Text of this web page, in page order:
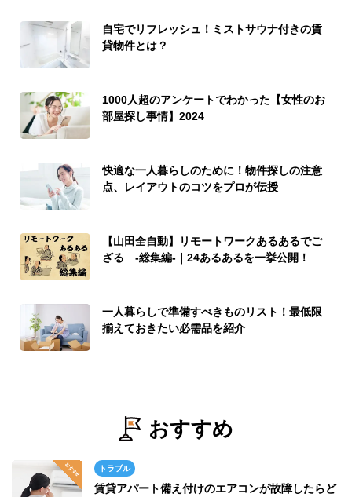
自宅でリフレッシュ！ミストサウナ付きの賃
貸物件とは？
1000人超のアンケートでわかった【女性のお
部屋探し事情】2024
快適な一人暮らしのために！物件探しの注意
点、レイアウトのコツをプロが伝授
【山田全自動】リモートワークあるあるでご
ざる -総集編-｜24あるあるを一挙公開！
一人暮らしで準備すべきものリスト！最低限
揃えておきたい必需品を紹介
おすすめ
トラブル
賃貸アパート備え付けのエアコンが故障したらど